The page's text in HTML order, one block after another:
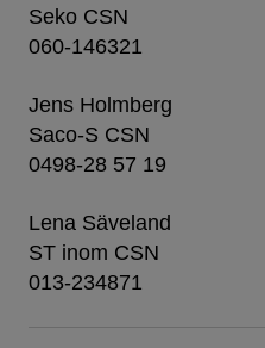
Seko CSN
060-146321
Jens Holmberg
Saco-S CSN
0498-28 57 19
Lena Säveland
ST inom CSN
013-234871